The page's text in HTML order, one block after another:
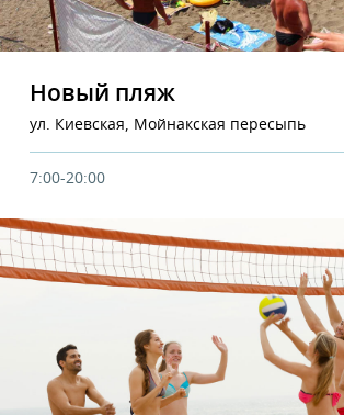
Новый пляж
ул. Киевская, Мойнакская пересыпь
7:00-20:00